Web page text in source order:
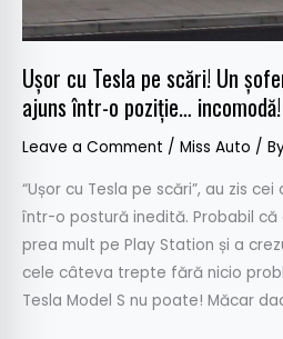
Ușor cu Tesla pe scări! Un
ajuns într-o poziție… incomodă!
Leave a Comment / Miss Auto /
“Ușor cu Tesla pe scări”, au zis
într-o postură inedită. Probabil
prea mult pe Play Station și a
cele câteva trepte fără nicio
Tesla Model S nu poate! Măcar
ratat
virajul
și
a
într-
o
poziție…
incomodă!